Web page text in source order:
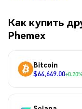
Как купить
Phemex
Bitcoin
$64,649.00